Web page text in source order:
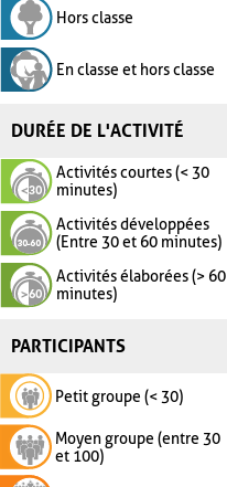
Hors classe
En classe et hors classe
DURÉE DE L'ACTIVITÉ
Activités courtes (< 30
minutes)
Activités développées
(Entre 30 et 60 minutes)
Activités élaborées (> 60
minutes)
PARTICIPANTS
Petit groupe (< 30)
Moyen groupe (entre 30
et 100)